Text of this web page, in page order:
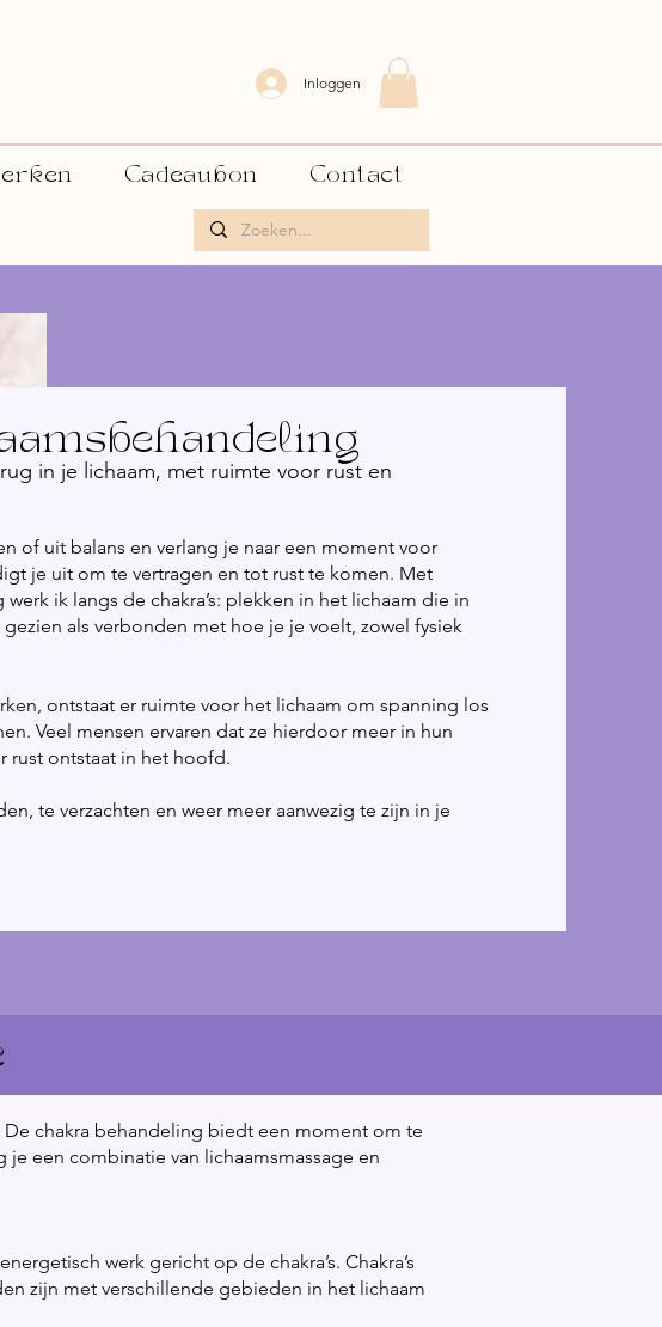
Inloggen
Cadeaubon Contact
in je lichaam, met ruimte voor rust en
of uit balans en verlang je naar een moment voor
je uit om te vertragen en tot rust te komen. Met
ik langs de chakra’s: plekken in het lichaam die in
als verbonden met hoe je je voelt, zowel fysiek
ontstaat er ruimte voor het lichaam om spanning los
Veel mensen ervaren dat ze hierdoor meer in hun
rust ontstaat in het hoofd.
te verzachten en weer meer aanwezig te zijn in je
chakra behandeling biedt een moment om te
een combinatie van lichaamsmassage en
werk gericht op de chakra’s. Chakra’s
zijn met verschillende gebieden in het lichaam